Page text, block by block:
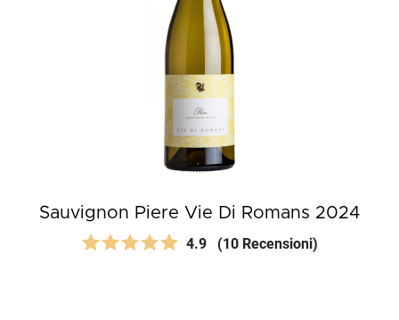
Sauvignon Piere Vie Di Romans 2024
4.9 (10 Recensioni)